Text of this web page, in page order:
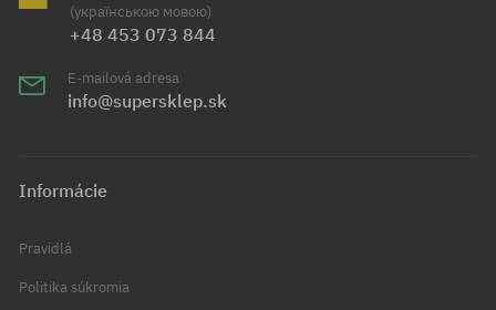
(українською мовою)
+48 453 073 844
E-mailová adresa
info@supersklep.sk
Informácie
Pravidlá
Politika súkromia